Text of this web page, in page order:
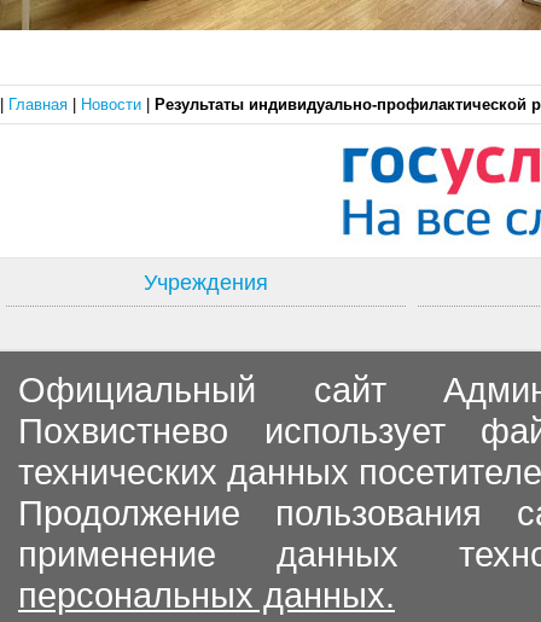
Главная Новости Результаты
Учреждения
Официальный сайт
Похвистнево использует
технических данных
Продолжение пользования
применение данных
персональных данных.